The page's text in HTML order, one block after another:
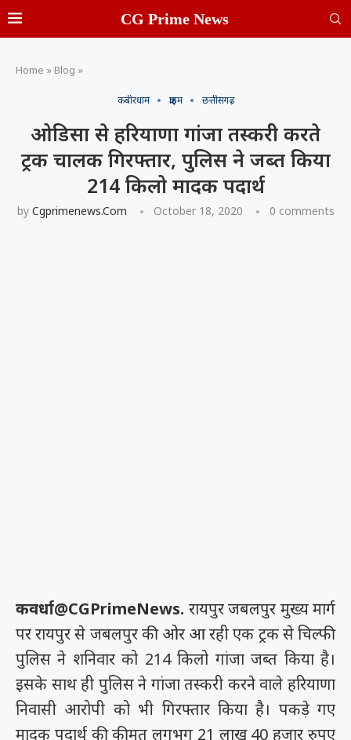
CG Prime News
Home » Blog »
कबीरधाम क्राइम छत्तीसगढ़
ओडिसा से हरियाणा गांजा तस्करी करते
ट्रक चालक गिरफ्तार, पुलिस ने जब्त किया
214 किलो मादक पदार्थ
by Cgprimenews.com October 18, 2020 0 comments
कवर्धा@CGPrimeNews. रायपुर जबलपुर मुख्य मार्ग
पर रायपुर से जबलपुर की ओर आ रही एक ट्रक से चिल्फी
पुलिस ने शनिवार को 214 किलो गांजा जब्त किया है।
इसके साथ ही पुलिस ने गांजा तस्करी करने वाले हरियाणा
निवासी आरोपी को भी गिरफ्तार किया है। पकड़े गए
मादक पदार्थ की कीमत लगभग 21 लाख 40 हजार रुपए